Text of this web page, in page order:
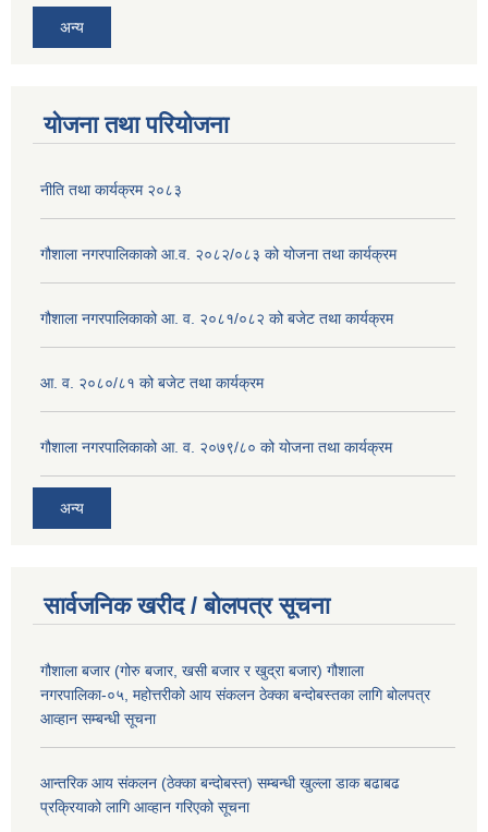
अन्य
योजना तथा परियोजना
नीति तथा कार्यक्रम २०८३
गौशाला नगरपालिकाको आ.व. २०८२/०८३ को योजना तथा कार्यक्रम
गौशाला नगरपालिकाको आ. व. २०८१/०८२ को बजेट तथा कार्यक्रम
आ. व. २०८०/८१ को बजेट तथा कार्यक्रम
गौशाला नगरपालिकाको आ. व. २०७९/८० को योजना तथा कार्यक्रम
अन्य
सार्वजनिक खरीद / बोलपत्र सूचना
गौशाला बजार (गोरु बजार, खसी बजार र खुद्रा बजार) गौशाला
नगरपालिका-०५, महोत्तरीको आय संकलन ठेक्का बन्दोबस्तका लागि बोलपत्र
आव्हान सम्बन्धी सूचना
आन्तरिक आय संकलन (ठेक्का बन्दोबस्त) सम्बन्धी खुल्ला डाक बढाबढ
प्रक्रियाको लागि आव्हान गरिएको सूचना